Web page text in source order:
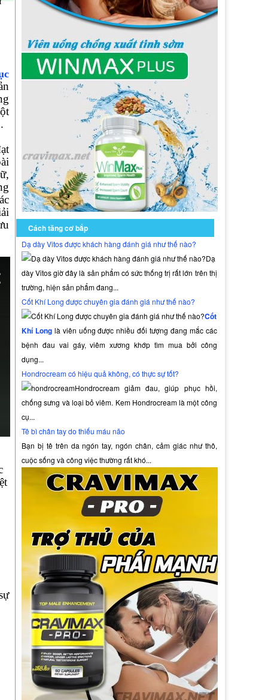
Cách tăng cơ bắp
Dạ dày Vitos được khách hàng đánh giá như thế nào?
Dạ
dày Vitos giờ đây là sản phẩm có sức thống trị rất lớn trên thị
trường, hiện sản phẩm đang...
Cốt Khí Long được chuyên gia đánh giá như thế nào?
Cốt
Khí Longlà viên uống được nhiều đối tượng đang mắc các
bệnh đau vai gáy, viêm xương khớp tìm mua bởi công
dụng...
Hondrocream có hiệu quả không, có thực sự tốt?
Hondrocream giảm đau, giúp phục hồi,
chống sưng và loại bỏ viêm. Kem Hondrocream là một công
cụ...
Tê bì chân tay do thiếu máu não
Bạn bị tê trên da ngón tay, ngón chân, cảm giác như thô,
cuộc sống và công việc thường rất khó...